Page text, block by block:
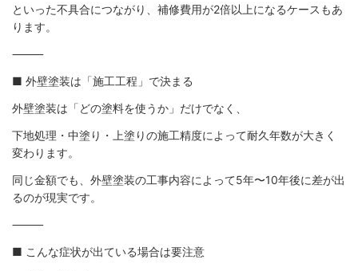
といった不具合につながり、補修費用が2倍以上になるケースもあ
ります。
⸻
■ 外壁塗装は「施工工程」で決まる
外壁塗装は「どの塗料を使うか」だけでなく、
下地処理・中塗り・上塗りの施工精度によって耐久年数が大きく
変わります。
同じ金額でも、外壁塗装の工事内容によって5年〜10年後に差が出
るのが現実です。
⸻
■ こんな症状が出ている場合は要注意